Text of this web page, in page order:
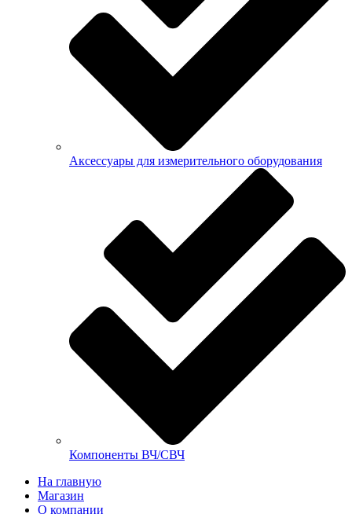
Аксессуары для измерительного оборудования
Компоненты ВЧ/СВЧ
На главную
Магазин
О компании